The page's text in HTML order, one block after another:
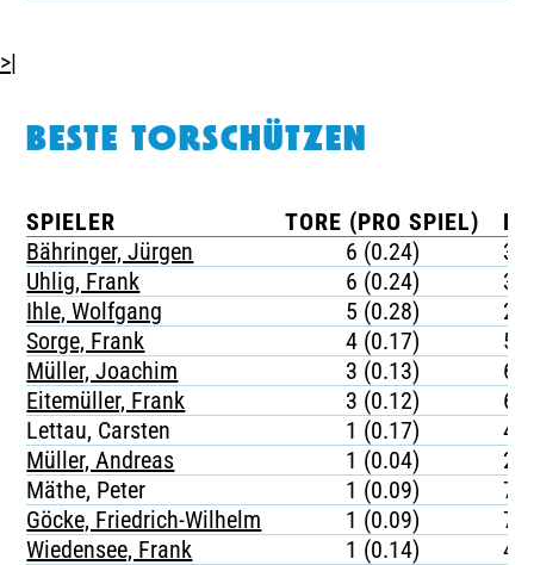
>|
BESTE TORSCHÜTZEN
SPIELER TORE (PRO SPIEL)
Bähringer, Jürgen
6 (0.24)
Uhlig, Frank
6 (0.24)
Ihle, Wolfgang
5 (0.28)
Sorge, Frank
4 (0.17)
Müller, Joachim
3 (0.13)
Eitemüller, Frank
3 (0.12)
Lettau, Carsten
1 (0.17)
Müller, Andreas
1 (0.04)
Mäthe, Peter
1 (0.09)
Göcke, Friedrich-Wilhelm
1 (0.09)
Wiedensee, Frank
1 (0.14)